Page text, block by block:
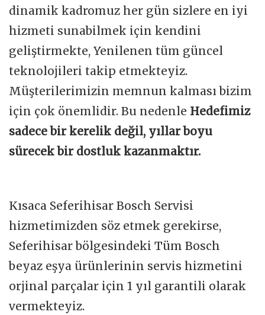
dinamik kadromuz her gün sizlere en iyi
hizmeti sunabilmek için kendini
geliştirmekte, Yenilenen tüm güncel
teknolojileri takip etmekteyiz.
Müşterilerimizin memnun kalması bizim
için çok önemlidir. Bu nedenle Hedefimiz
sadece bir kerelik değil, yıllar boyu
sürecek bir dostluk kazanmaktır.
Kısaca Seferihisar Bosch Servisi
hizmetimizden söz etmek gerekirse,
Seferihisar bölgesindeki Tüm Bosch
beyaz eşya ürünlerinin servis hizmetini
orjinal parçalar için 1 yıl garantili olarak
vermekteyiz.